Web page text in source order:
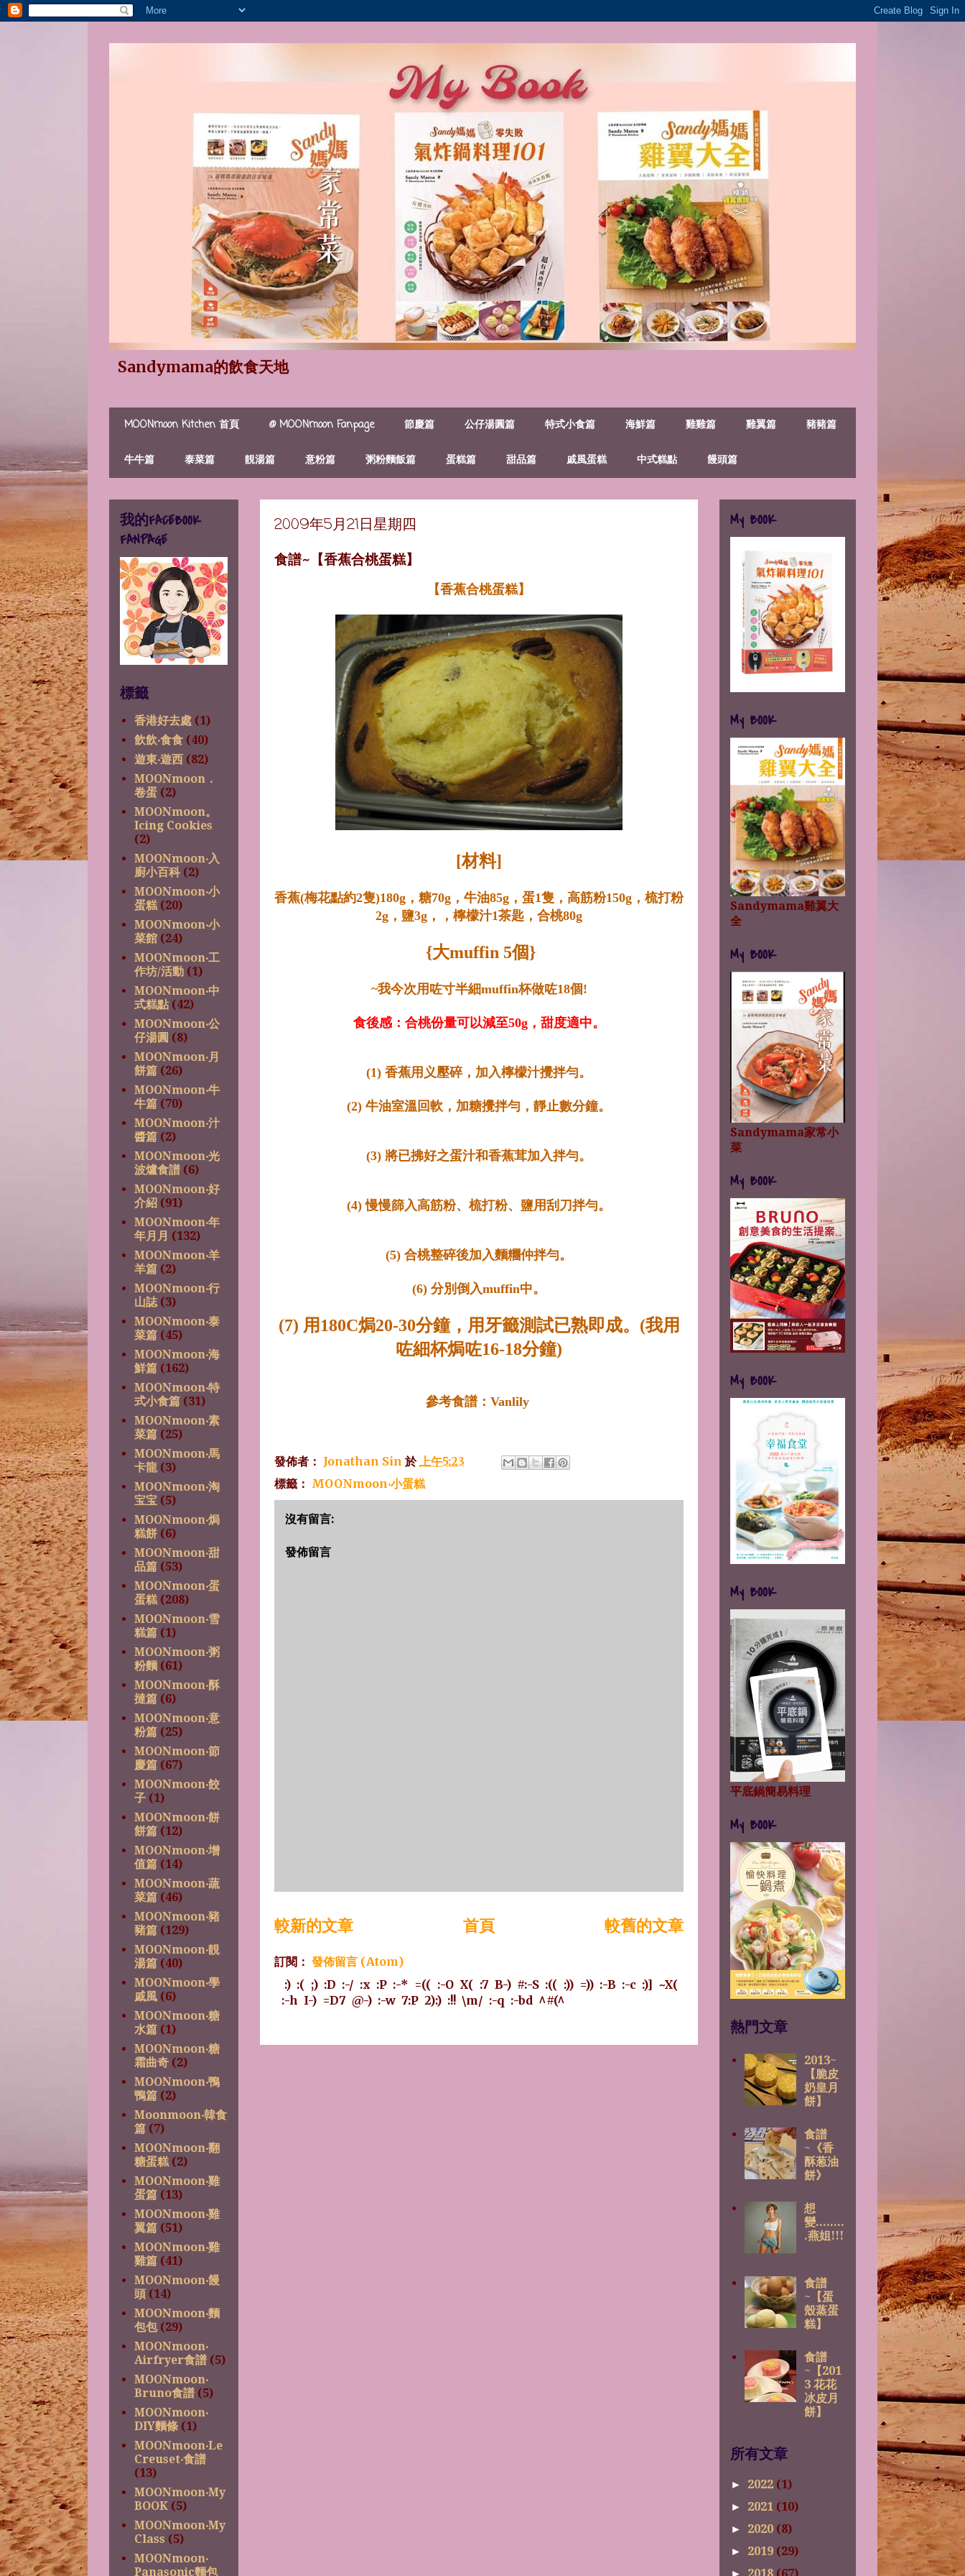
Sandymama的飲食天地
MOONmoon Kitchen 首頁 @ MOONmoon Fanpage 節慶篇 公仔湯圓篇 特式小食篇 海鮮篇 雞雞篇 雞翼篇 豬豬篇
牛牛篇 泰菜篇 靚湯篇 意粉篇 粥粉麵飯篇 蛋糕篇 甜品篇 戚風蛋糕 中式糕點 饅頭篇
2009年5月21日星期四
食譜~【香蕉合桃蛋糕】
【香蕉合桃蛋糕】
[材料]
香蕉(梅花點約2隻)180g， 糖70g， 牛油85g， 蛋1隻， 高筋粉150g， 梳打粉
2g， 鹽3g，，檸檬汁1茶匙， 合桃80g
{大muffin 5個}
~我今次用咗寸半細muffin杯做咗18個!
食後感：合桃份量可以減至50g，甜度適中。
(1) 香蕉用义壓碎，加入檸檬汁攪拌勻。
(2) 牛油室溫回軟，加糖攪拌勻，靜止數分鐘。
(3) 將已拂好之蛋汁和香蕉茸加入拌勻。
(4) 慢慢篩入高筋粉、梳打粉、鹽用刮刀拌勻。
(5) 合桃整碎後加入麵糰仲拌勻。
(6) 分別倒入muffin中。
(7) 用180C焗20-30分鐘，用牙籤測試已熟即成。(我用
咗細杯焗咗16-18分鐘)
參考食譜：Vanlily
發佈者： Jonathan Sin 於上午5:23
標籤： MOONmoon‧小蛋糕
沒有留言:
發佈留言
較新的文章 較舊的文章
首頁
訂閱： 發佈留言 (Atom)
:) :( ;) :D :-/ :x :P :-* =(( :-O X( :7 B-) #:-S :(( :)) =)) :-B :-c :)] ~X(
:-h I-) =D7 @-) :-w 7:P 2):) :!! \m/ :-q :-bd ^#(^
我的FACEBOOK
FANPAGE
標籤
香港好去處 (1)
飲飲‧食食 (40)
遊東‧遊西 (82)
MOONmoon．
卷蛋 (2)
MOONmoon。
Icing Cookies
(2)
MOONmoon‧入
廚小百科 (2)
MOONmoon‧小
蛋糕 (20)
MOONmoon‧小
菜館 (24)
MOONmoon‧工
作坊/活動 (1)
MOONmoon‧中
式糕點 (42)
MOONmoon‧公
仔湯圓 (8)
MOONmoon‧月
餅篇 (26)
MOONmoon‧牛
牛篇 (70)
MOONmoon‧汁
醬篇 (2)
MOONmoon‧光
波爐食譜 (6)
MOONmoon‧好
介紹 (91)
MOONmoon‧年
年月月 (132)
MOONmoon‧羊
羊篇 (2)
MOONmoon‧行
山誌 (3)
MOONmoon‧泰
菜篇 (45)
MOONmoon‧海
鮮篇 (162)
MOONmoon‧特
式小食篇 (31)
MOONmoon‧素
菜篇 (25)
MOONmoon‧馬
卡龍 (3)
MOONmoon‧淘
宝宝 (5)
MOONmoon‧焗
糕餅 (6)
MOONmoon‧甜
品篇 (53)
MOONmoon‧蛋
蛋糕 (208)
MOONmoon‧雪
糕篇 (1)
MOONmoon‧粥
粉麵 (61)
MOONmoon‧酥
撻篇 (6)
MOONmoon‧意
粉篇 (25)
MOONmoon‧節
慶篇 (67)
MOONmoon‧餃
子 (1)
MOONmoon‧餅
餅篇 (12)
MOONmoon‧增
值篇 (14)
MOONmoon‧蔬
菜篇 (46)
MOONmoon‧豬
豬篇 (129)
MOONmoon‧靚
湯篇 (40)
MOONmoon‧學
戚風 (6)
MOONmoon‧糖
水篇 (1)
MOONmoon‧糖
霜曲奇 (2)
MOONmoon‧鴨
鴨篇 (2)
Moonmoon‧韓食
篇 (7)
MOONmoon‧翻
糖蛋糕 (2)
MOONmoon‧雞
蛋篇 (13)
MOONmoon‧雞
翼篇 (51)
MOONmoon‧雞
雞篇 (41)
MOONmoon‧饅
頭 (14)
MOONmoon‧麵
包包 (29)
MOONmoon‧
Airfryer食譜 (5)
MOONmoon‧
Bruno食譜 (5)
MOONmoon‧
DIY麵條 (1)
MOONmoon‧Le
Creuset‧食譜
(13)
MOONmoon‧My
BOOK (5)
MOONmoon‧My
Class (5)
MOONmoon‧
Panasonic麵包
My BOOK
My BOOK
Sandymama雞翼大
全
My BOOK
Sandymama家常小
菜
My BOOK
My BOOK
My BOOK
平底鍋簡易料理
My BOOK
熱門文章
2013~
【脆皮
奶皇月
餅】
食譜
~《香
酥葱油
餅》
想
變........
.燕姐!!!
食譜
~【蛋
殼蒸蛋
糕】
食譜
~【201
3 花花
冰皮月
餅】
所有文章
► 2022 (1)
► 2021 (10)
► 2020 (8)
► 2019 (29)